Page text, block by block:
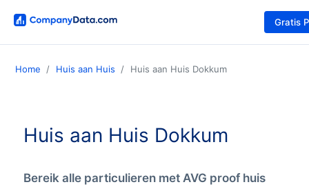
Gratis
Home Huis aan Huis Huis aan Huis Dokkum
Huis aan Huis Dokkum
Bereik alle particulieren met AVG proof huis